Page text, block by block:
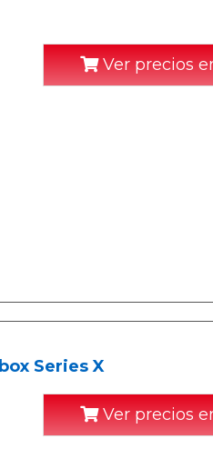
Ver precios
Series X
Ver precios